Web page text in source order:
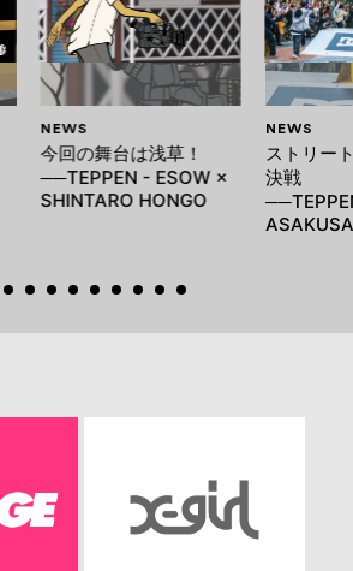
NEWS
今回の舞台は浅草！
──TEPPEN - ESOW ×
SHINTARO HONGO
NEWS
ストリー
決戦
ASAKUSA